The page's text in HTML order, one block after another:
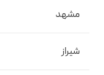
مشهد
شیراز